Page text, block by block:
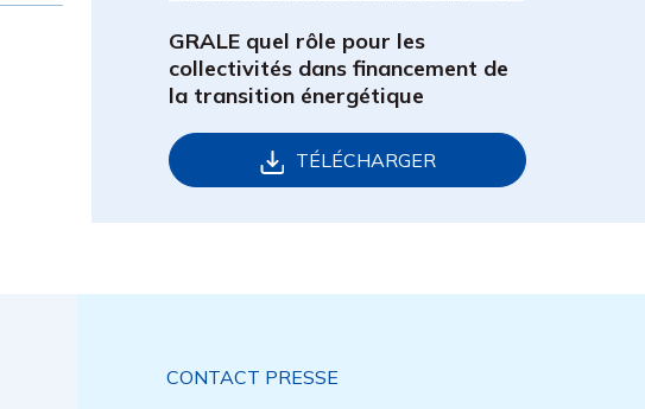
GRALE quel rôle pour les
collectivités dans financement de
la transition énergétique
TÉLÉCHARGER
CONTACT PRESSE